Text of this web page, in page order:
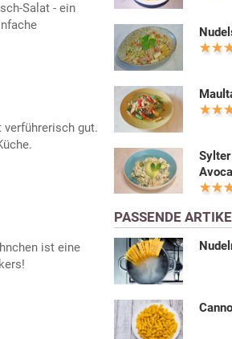
Salat - ein
gut.
ist eine
PASSENDE